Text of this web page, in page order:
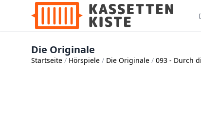
Die Originale
Startseite Hörspiele Die Originale 093 - Durch